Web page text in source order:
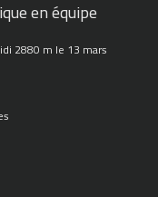
en équipe
2880 m le 13 mars